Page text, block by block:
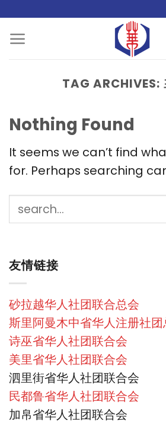
content
TAG ARCHIVES:
Nothing Found
It seems we can’t find
for. Perhaps searching
友情链接
砂拉越华人社团联合总会
斯里阿曼木中省华人注册社团
诗巫省华人社团联合会
美里省华人社团联合会
泗里街省华人社团联合会
民都鲁省华人社团联合会
加帛省华人社团联合会